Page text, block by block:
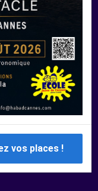
Mercredi 12 Août 2026 - Prenez vos places !